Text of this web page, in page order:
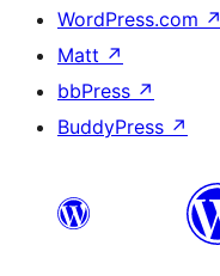
WordPress.com ↗
Matt ↗
bbPress ↗
BuddyPress ↗